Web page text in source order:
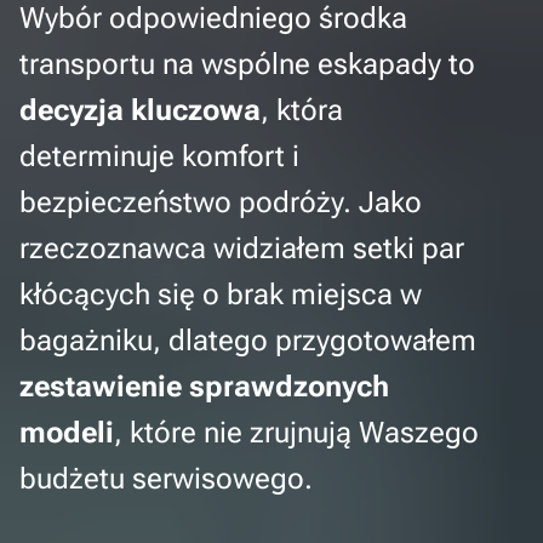
Wybór odpowiedniego środka
transportu na wspólne eskapady to
decyzja kluczowa, która
determinuje komfort i
bezpieczeństwo podróży. Jako
rzeczoznawca widziałem setki par
kłócących się o brak miejsca w
bagażniku, dlatego przygotowałem
zestawienie sprawdzonych
modeli, które nie zrujnują Waszego
budżetu serwisowego.